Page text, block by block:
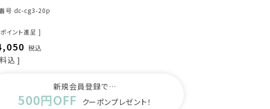
号 dc-cg3-20p
ポイント進呈 ]
税込
込
新規会員登録で…
500円OFF クーポンプレゼント！